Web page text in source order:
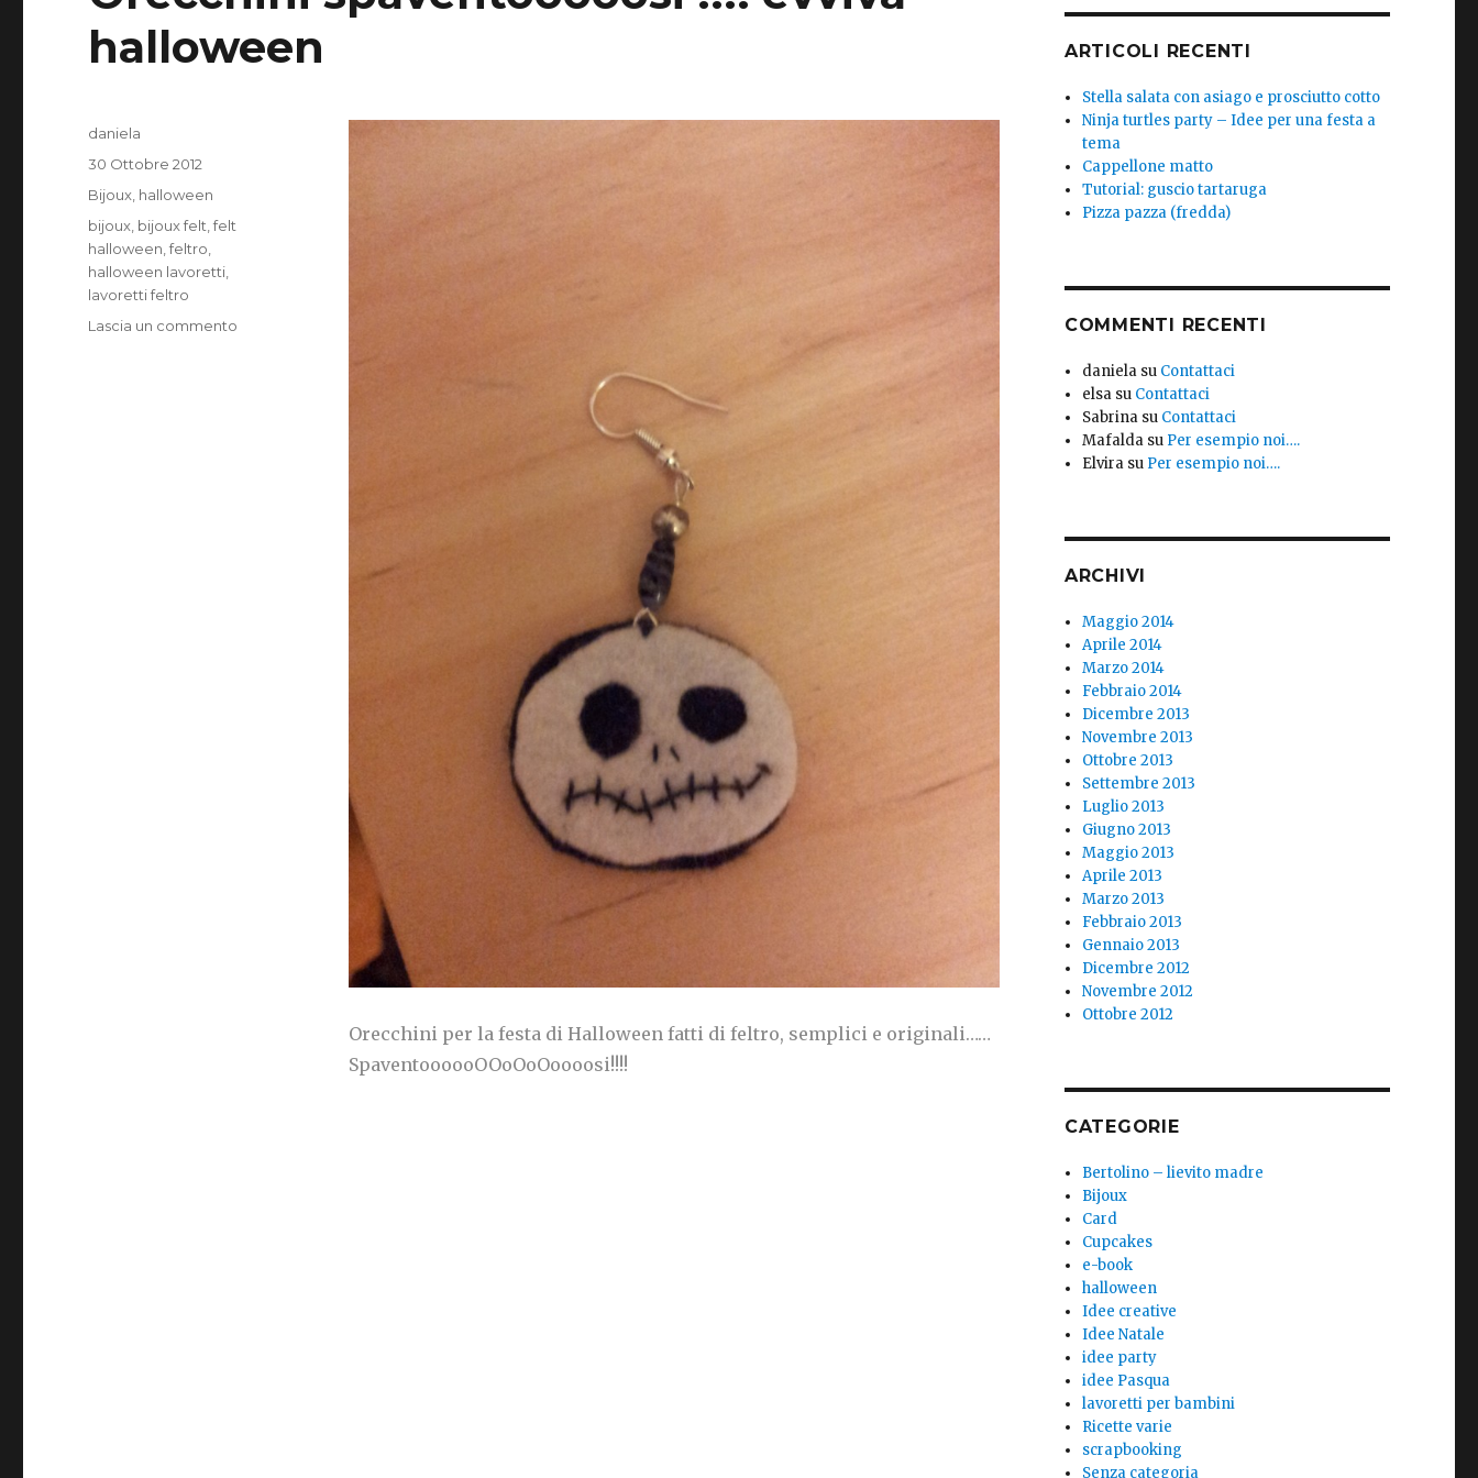
halloween
Orecchini per la festa di Halloween fatti di feltro, semplici e originali……
SpaventoooooOOoOoOoooosi!!!!
Autore
daniela
Pubblicato
30 Ottobre 2012
Categorie
Bijoux halloween
Tag
bijoux bijoux felt ,felt
halloween ,feltro
halloween lavoretti
lavoretti feltro
Lascia un commento
ARTICOLI RECENTI
Stella salata con asiago e prosciutto cotto
Ninja turtles party – Idee per una festa a
tema
Cappellone matto
Tutorial: guscio tartaruga
Pizza pazza (fredda)
COMMENTI RECENTI
daniela su Contattaci
elsa su Contattaci
Sabrina su Contattaci
Mafalda su Per esempio noi….
Elvira su Per esempio noi….
ARCHIVI
Maggio 2014
Aprile 2014
Marzo 2014
Febbraio 2014
Dicembre 2013
Novembre 2013
Ottobre 2013
Settembre 2013
Luglio 2013
Giugno 2013
Maggio 2013
Aprile 2013
Marzo 2013
Febbraio 2013
Gennaio 2013
Dicembre 2012
Novembre 2012
Ottobre 2012
CATEGORIE
Bertolino – lievito madre
Bijoux
Card
Cupcakes
e-book
halloween
Idee creative
Idee Natale
idee party
idee Pasqua
lavoretti per bambini
Ricette varie
scrapbooking
Senza categoria